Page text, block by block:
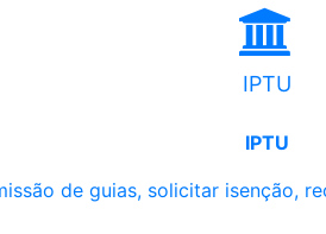
IPTU
IPTU
de guias, solicitar isenção,